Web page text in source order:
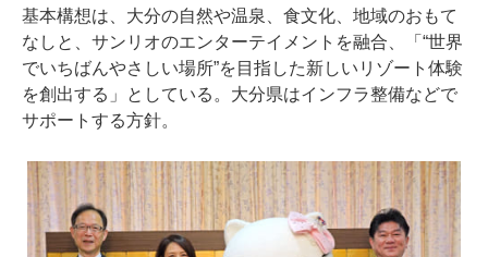
基本構想は、大分の自然や温泉、食文化、地域のおもて
なしと、サンリオのエンターテイメントを融合、「“世界
でいちばんやさしい場所”を目指した新しいリゾート体験
を創出する」としている。大分県はインフラ整備などで
サポートする方針。